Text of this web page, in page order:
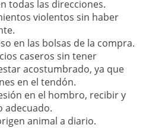
todas las direcciones.
violentos sin haber
en las bolsas de la compra.
caseros sin tener
acostumbrado, ya que
en el tendón.
en el hombro, recibir y
adecuado.
animal a diario.